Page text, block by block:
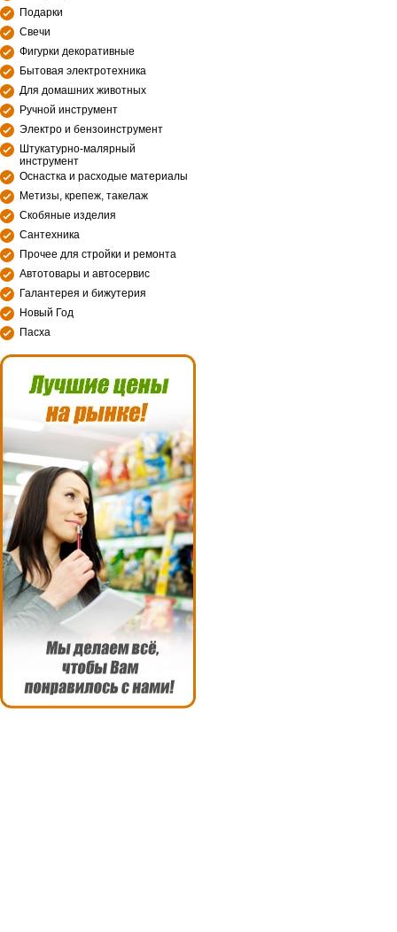
Подарки
Свечи
Фигурки декоративные
Бытовая электротехника
Для домашних животных
Ручной инструмент
Электро и бензоинструмент
Штукатурно-малярный
инструмент
Оснастка и расходые материалы
Метизы, крепеж, такелаж
Скобяные изделия
Сантехника
Прочее для стройки и ремонта
Автотовары и автосервис
Галантерея и бижутерия
Новый Год
Пасха